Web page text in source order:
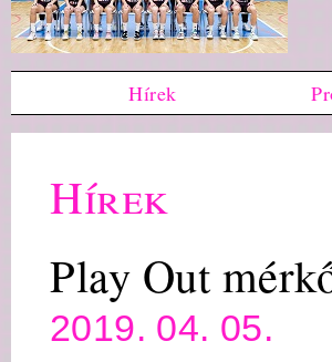
Hírek
Hírek
Play Out
2019. 04. 05.